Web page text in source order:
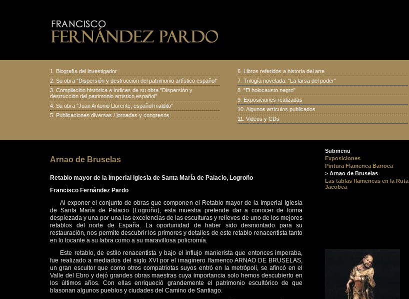
1. Biografía del investigador
2. Su obra "Dispersión y destrucción del patrimonio artístico español"
3. Compilación histórica e índices de su obra "Dispersión y
destrucción del patrimonio artístico español"
4. Su obra "Juan Antonio Llorente, español maldito"
5. Publicaciones diversas / jornadas y congresos
6. Libros referidos a historia del arte
7. Trilogía novelada: "La farsa del poder"
8. "El holocausto negro"
9. Exposiciones realizadas
10. Algunos artículos publicados
11. Videos y CDs
Submenu
Exposiciones
Pintura Flamenca Barroca
> Arnao de Bruselas
Las tablas flamencas en la Ruta
Jacobea
Arnao de Bruselas
Retablo mayor de la Imperial Iglesia de Santa María de Palacio, Logroño
Francisco Fernández Pardo
Al exponer el conjunto de obras que componen el Retablo mayor de la Imperial Iglesia
de Santa María de Palacio (Logroño), esta muestra pretende dar a conocer de forma
despiezada y una por una las excelencias de las esculturas y relieves de uno de los mejores
retablos del norte de España. La oportunidad de haber sido desmontado para su
restauración, nos permite descubrir los primores y detalles de este retablo renacentista tanto
en lo tocante a su labra como a su maravillosa policromía.
Este retablo, de estilo renacentista y bajo el influjo manierista que entonces imperaba,
fue realizado a mediados del siglo XVI por el imaginero flamenco ARNAO DE BRUSELAS,
un gran escultor que como otros compatriotas suyos entró en la metrópoli, se afincó en el
Valle del Ebro y dejó grandes obras maestras cuya importancia solo hemos descubierto en
los últimos años. Con ellas enriqueció grandemente el patrimonio escultórico de que
blasonan algunos pueblos y ciudades del Camino de Santiago.